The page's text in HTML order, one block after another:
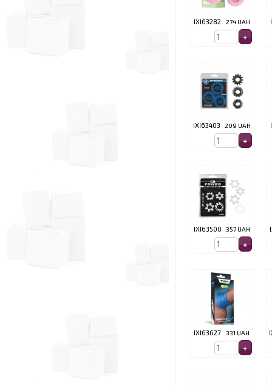
IXI63282 274 UAH
IXI63403 209 UAH
IXI63500 357 UAH
IXI63627 331 UAH